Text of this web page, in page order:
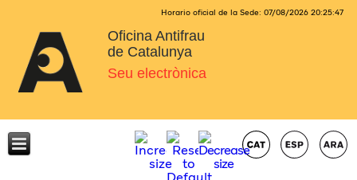
Horario oficial de la Sede: 07/08/2026 20:25:47
Oficina Antifrau
de Catalunya
Seu electrònica